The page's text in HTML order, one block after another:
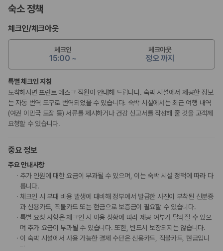
숙소 정책
체크인/체크아웃
체크인
15:00 ~
체크아웃
정오 까지
특별 체크인 지침
도착하시면 프런트 데스크 직원이 안내해 드립니다. 숙박 시설에서 제공한 정보
는 자동 번역 도구로 번역되었을 수 있습니다. 숙박 시설에서는 최근 여행 내역
(여권 이민국 도장 등) 서류를 제시하거나 건강 신고서를 작성해 줄 것을 고객께
요청할 수 있습니다.
중요 정보
주요 안내사항
추가 인원에 대한 요금이 부과될 수 있으며, 이는 숙박 시설 정책에 따라 다
릅니다.
체크인 시 부대 비용 발생에 대비해 정부에서 발급한 사진이 부착된 신분증
과 신용카드, 직불카드 또는 현금으로 보증금이 필요할 수 있습니다.
특별 요청 사항은 체크인 시 이용 상황에 따라 제공 여부가 달라질 수 있으
며 추가 요금이 부과될 수 있습니다. 또한, 반드시 보장되지는 않습니다.
이 숙박 시설에서 사용 가능한 결제 수단은 신용카드, 직불카드, 현금입니